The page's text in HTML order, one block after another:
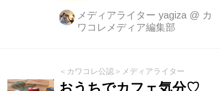
績の持つ焙煎士がこだわり抜いたスペ
シャルティコーヒーを一杯一杯丁寧に
届けしています。初の東京店舗
「ROKUMEI COFFEE CO. グランスタ
メディアライター yagiza @ カ
ワコレメディア編集部
＜カワコレ公認＞メディアライター
おうちでカフェ気分♡